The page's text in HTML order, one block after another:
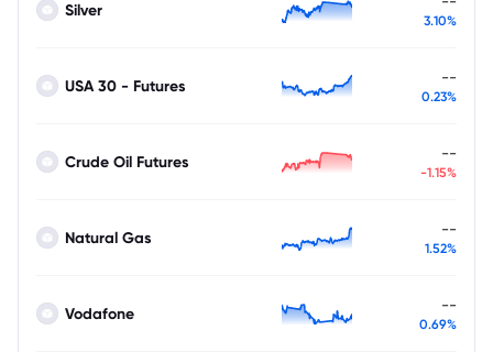
Silver
3.10%
USA 30 - Futures --
0.23%
Crude Oil Futures --
-1.15%
Natural Gas --
1.52%
Vodafone --
0.69%